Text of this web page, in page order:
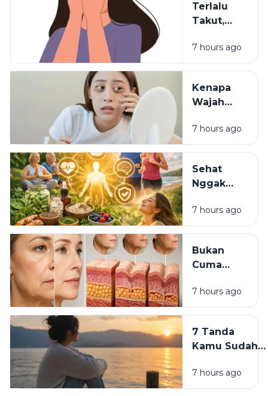
dalam
Pendidikan
Terlalu
Takut,
Waspada:
Mungkinkah
Luka Masa
Lalu?
7 hours ago
Kenapa
Wajah
Lelah
Meski
Pakai
Skincare
7 hours ago
Sehat
Nggak
Mahal:
Kebiasaan
yang Bisa
Dimulai
7 hours ago
Bukan
Cuma
7
Kebiasaan
Diam-
Diam Bikin
Cepat Tua
7 hours ago
7 Tanda
Kamu Sudah
Meninggalkan
Versi Lama
7 hours ago